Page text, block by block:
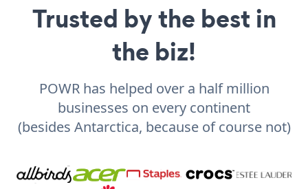
Trusted by the best in
the biz!
POWR has helped over a half million
businesses on every continent
(besides Antarctica, because of course not)